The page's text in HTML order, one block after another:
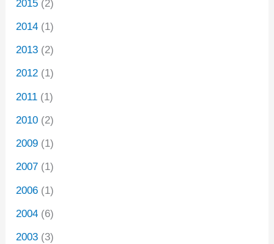
2015 (2)
2014 (1)
2013 (2)
2012 (1)
2011 (1)
2010 (2)
2009 (1)
2007 (1)
2006 (1)
2004 (6)
2003 (3)